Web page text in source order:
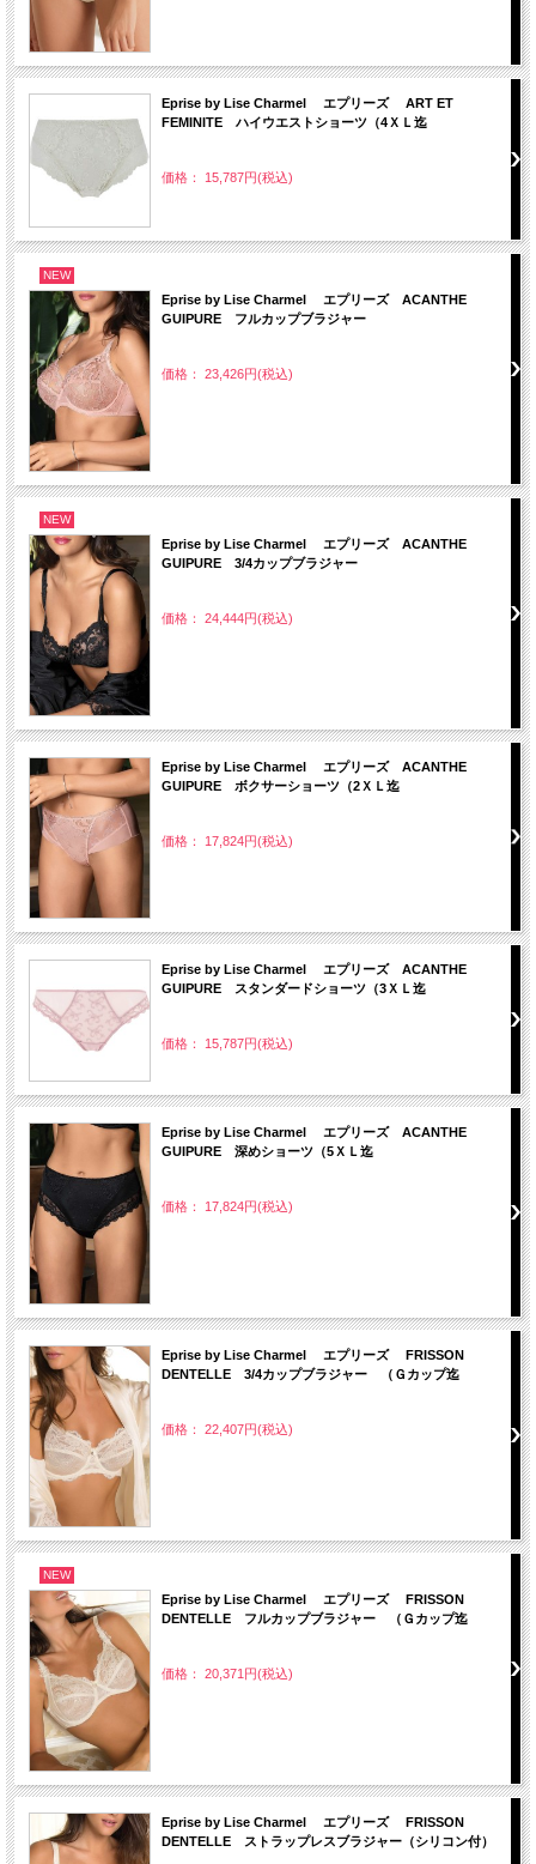
Eprise by Lise Charmel エプリーズ ART ET
FEMINITE ハイウエストショーツ（4ＸＬ迄
価格： 15,787円(税込)
NEW
Eprise by Lise Charmel エプリーズ ACANTHE
GUIPURE フルカップブラジャー
価格： 23,426円(税込)
NEW
Eprise by Lise Charmel エプリーズ ACANTHE
GUIPURE 3/4カップブラジャー
価格： 24,444円(税込)
Eprise by Lise Charmel エプリーズ ACANTHE
GUIPURE ボクサーショーツ（2ＸＬ迄
価格： 17,824円(税込)
Eprise by Lise Charmel エプリーズ ACANTHE
GUIPURE スタンダードショーツ（3ＸＬ迄
価格： 15,787円(税込)
Eprise by Lise Charmel エプリーズ ACANTHE
GUIPURE 深めショーツ（5ＸＬ迄
価格： 17,824円(税込)
Eprise by Lise Charmel エプリーズ FRISSON
DENTELLE 3/4カップブラジャー （Ｇカップ迄
価格： 22,407円(税込)
NEW
Eprise by Lise Charmel エプリーズ FRISSON
DENTELLE フルカップブラジャー （Ｇカップ迄
価格： 20,371円(税込)
Eprise by Lise Charmel エプリーズ FRISSON
DENTELLE ストラップレスブラジャー（シリコン付）